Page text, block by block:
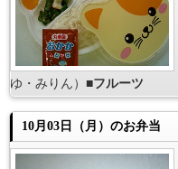
ゆ・みりん）■フルーツ
10月03日（月）のお弁当